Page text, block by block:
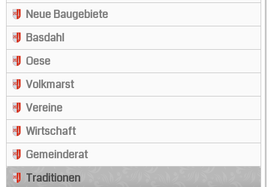
Neue Baugebiete
Basdahl
Oese
Volkmarst
Vereine
Wirtschaft
Gemeinderat
Traditionen